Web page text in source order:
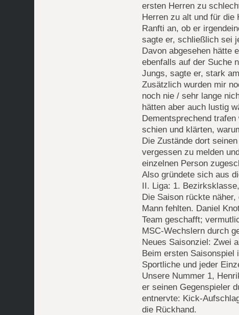
ersten Herren zu
Herren zu alt und für die
Ranfti an, ob er
sagte er, schließlich sei
Davon abgesehen hätte
ebenfalls auf der Suche
Jungs, sagte er, stark
Zusätzlich wurden mir
noch nie / sehr lange
hätten aber auch lustig
Dementsprechend
schien und klärten,
Die Zustände dort
vergessen zu melden
einzelnen Person
Also gründete sich aus
II. Liga: 1.
Die Saison rückte
Mann fehlten. Daniel
Team geschafft;
MSC-Wechslern durch
Neues Saisonziel: Zwei
Beim ersten Saisonspiel
Sportliche und jeder
Unsere Nummer 1,
er seinen Gegenspieler
entnervte: Kick-
die Rückhand.